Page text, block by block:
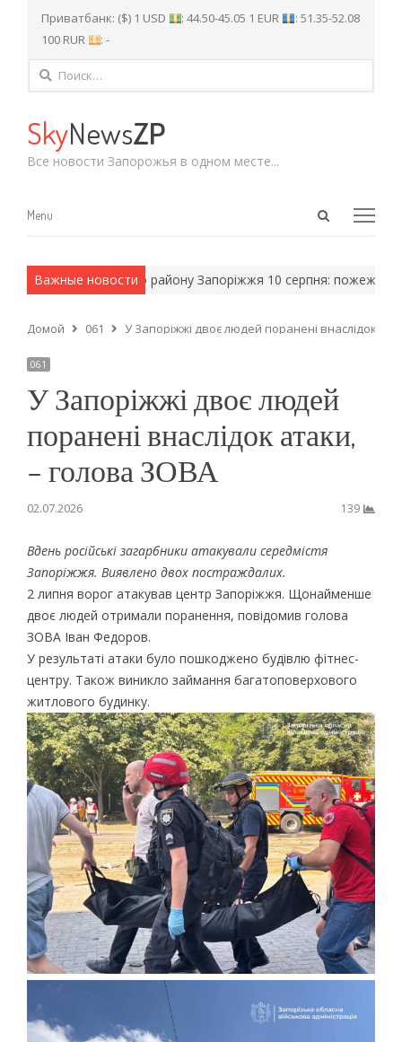
Приватбанк: ($) 1 USD : 44.50-45.05 1 EUR
: 51.35-52.08
100 RUR
: -
Найти:
SkyNewsZP
Все новости Запорожья в одном месте...
Open
Menu
Menu
Важные новости
Вознесенівського району Запоріжжя 10 серпня: пожежа…
Домой 061 У Запоріжжі двоє людей поранені внаслідок
061
У Запоріжжі двоє людей
поранені внаслідок атаки,
– голова ЗОВА
02.07.2026 139
Вдень російські загарбники атакували середмістя
Запоріжжя. Виявлено двох постраждалих.
2 липня ворог атакував центр Запоріжжя. Щонайменше
двоє людей отримали поранення, повідомив голова
ЗОВА Іван Федоров.
У результаті атаки було пошкоджено будівлю фітнес-
центру. Також виникло займання багатоповерхового
житлового будинку.